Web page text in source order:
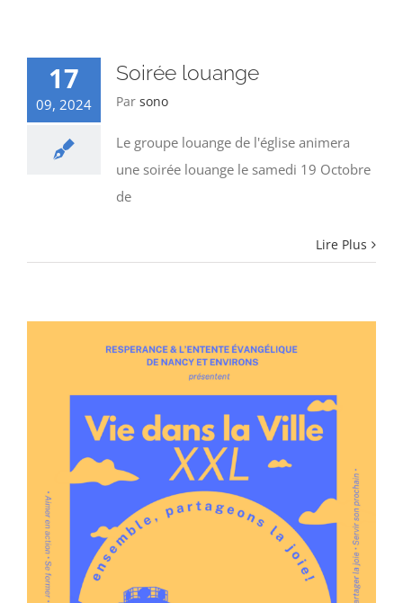
17
09, 2024
Soirée louange
Par sono
Le groupe louange de l'église animera
une soirée louange le samedi 19 Octobre
de
Lire Plus